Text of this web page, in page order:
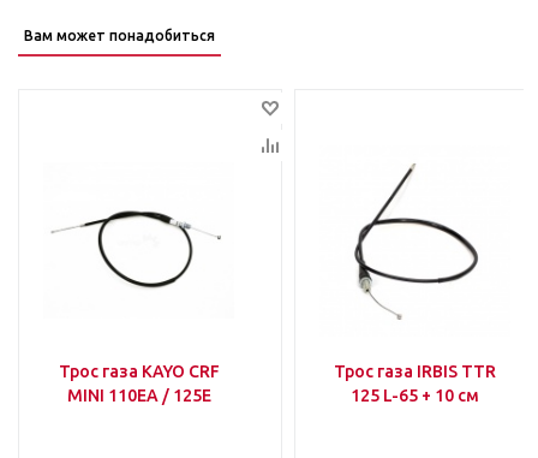
Вам может понадобиться
Трос газа KAYO CRF
MINI 110EA / 125E
Трос газа IRBIS TTR
125 L-65 + 10 см